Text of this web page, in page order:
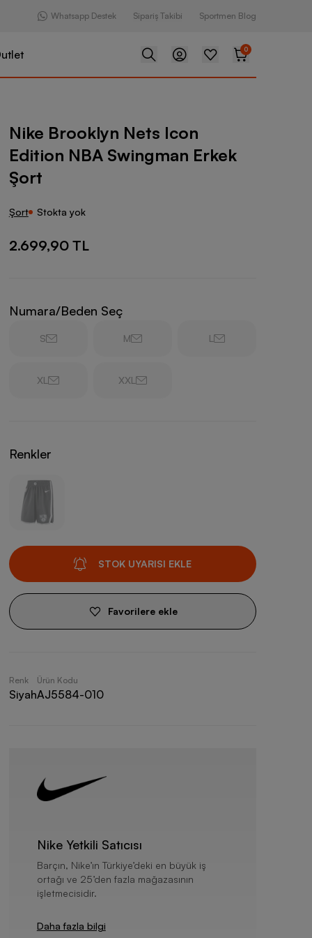
Whatsapp Destek Sipariş Takibi Sportmen Blog
0
Nets Icon Edition NBA Swingman Erkek Şort
Nike Brooklyn Nets Icon
Edition NBA Swingman Erkek
Şort
Şort Stokta yok
2.699,90 TL
Numara/Beden Seç
S M L
XL XXL
Renkler
STOK UYARISI EKLE
Favorilere ekle
Renk
Siyah
Ürün Kodu
AJ5584-010
Nike Yetkili Satıcısı
Barçın, Nike’ın Türkiye’deki en büyük iş
ortağı ve 25’den fazla mağazasının
işletmecisidir.
Daha fazla bilgi